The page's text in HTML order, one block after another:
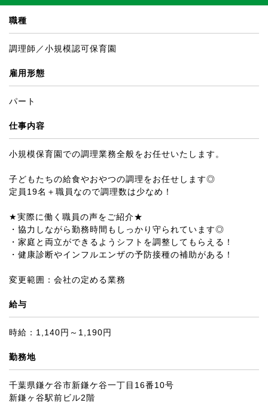
職種
調理師／小規模認可保育園
雇用形態
パート
仕事内容
小規模保育園での調理業務全般をお任せいたします。
子どもたちの給食やおやつの調理をお任せします◎
定員19名＋職員なので調理数は少なめ！
★実際に働く職員の声をご紹介★
・協力しながら勤務時間もしっかり守られています◎
・家庭と両立ができるようシフトを調整してもらえる！
・健康診断やインフルエンザの予防接種の補助がある！
変更範囲：会社の定める業務
給与
時給：1,140円～1,190円
勤務地
千葉県鎌ケ谷市新鎌ケ谷一丁目16番10号
新鎌ヶ谷駅前ビル2階